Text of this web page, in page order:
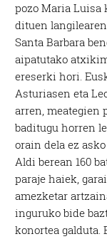
pozo Maria Luisa
dituen
Santa Barbara
aipatutako
ereserki hori.
Asturiasen eta
arren, meategien
baditugu horren
orain dela ez
Aldi berean 160
paraje haiek,
amezketar
inguruko bide
konortea galduta.